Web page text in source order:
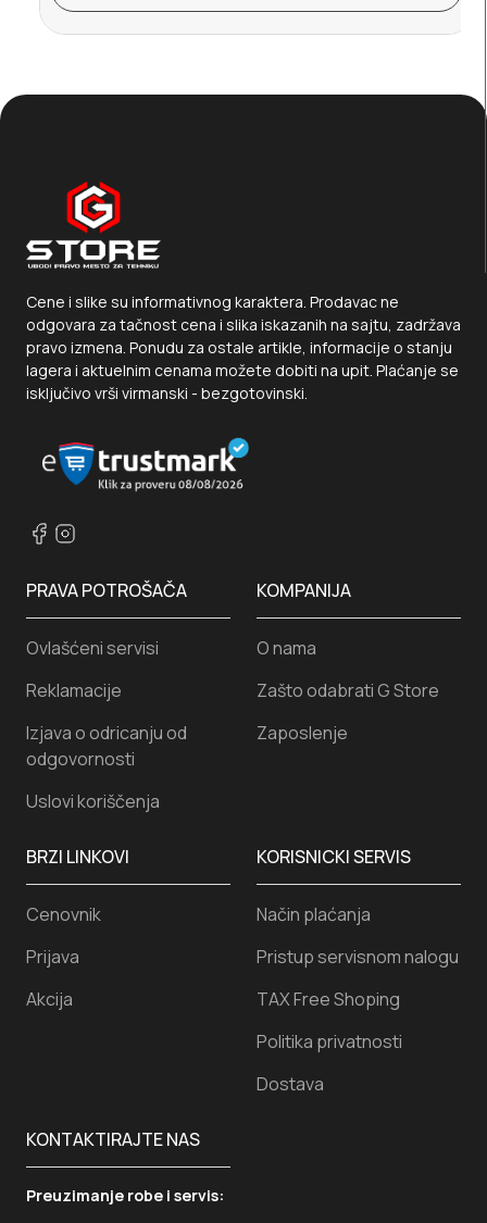
Cene i slike su informativnog karaktera. Prodavac ne
odgovara za tačnost cena i slika iskazanih na sajtu, zadržava
pravo izmena. Ponudu za ostale artikle, informacije o stanju
lagera i aktuelnim cenama možete dobiti na upit. Plaćanje se
isključivo vrši virmanski - bezgotovinski.
KORISNICKI SERVIS
Način plaćanja
Pristup servisnom nalogu
TAX Free Shoping
Politika privatnosti
Dostava
PRAVA POTROŠAČA
Ovlašćeni servisi
Reklamacije
Izjava o odricanju od
odgovornosti
Uslovi koriščenja
KONTAKTIRAJTE NAS
Preuzimanje robe i servis:
KOMPANIJA
O nama
Zašto odabrati G Store
Zaposlenje
BRZI LINKOVI
Cenovnik
Prijava
Akcija